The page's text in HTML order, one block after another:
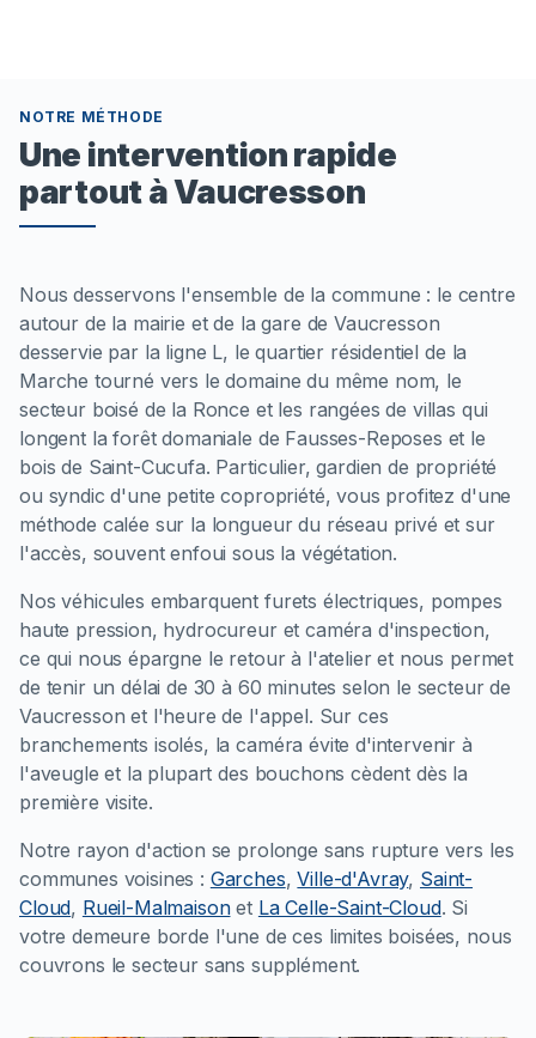
NOTRE MÉTHODE
Une intervention rapide
partout à Vaucresson
Nous desservons l'ensemble de la commune : le centre
autour de la mairie et de la gare de Vaucresson
desservie par la ligne L, le quartier résidentiel de la
Marche tourné vers le domaine du même nom, le
secteur boisé de la Ronce et les rangées de villas qui
longent la forêt domaniale de Fausses-Reposes et le
bois de Saint-Cucufa. Particulier, gardien de propriété
ou syndic d'une petite copropriété, vous profitez d'une
méthode calée sur la longueur du réseau privé et sur
l'accès, souvent enfoui sous la végétation.
Nos véhicules embarquent furets électriques, pompes
haute pression, hydrocureur et caméra d'inspection,
ce qui nous épargne le retour à l'atelier et nous permet
de tenir un délai de 30 à 60 minutes selon le secteur de
Vaucresson et l'heure de l'appel. Sur ces
branchements isolés, la caméra évite d'intervenir à
l'aveugle et la plupart des bouchons cèdent dès la
première visite.
Notre rayon d'action se prolonge sans rupture vers les
communes voisines : Garches,Ville-d'Avray, Saint-
Cloud, Rueil-Malmaisonet La Celle-Saint-Cloud. Si
votre demeure borde l'une de ces limites boisées, nous
couvrons le secteur sans supplément.